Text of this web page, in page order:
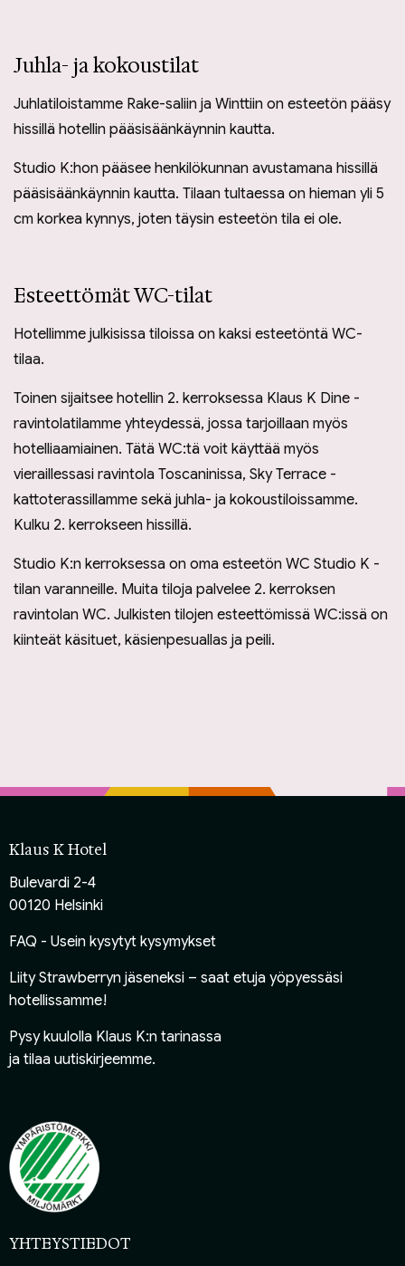
Juhla- ja kokoustilat
Juhlatiloistamme Rake-saliin ja Winttiin on esteetön pääsy
hissillä hotellin pääsisäänkäynnin kautta.
Studio K:hon pääsee henkilökunnan avustamana hissillä
pääsisäänkäynnin kautta. Tilaan tultaessa on hieman yli 5
cm korkea kynnys, joten täysin esteetön tila ei ole.
Esteettömät WC-tilat
Hotellimme julkisissa tiloissa on kaksi esteetöntä WC-
tilaa.
Toinen sijaitsee hotellin 2. kerroksessa Klaus K Dine -
ravintolatilamme yhteydessä, jossa tarjoillaan myös
hotelliaamiainen. Tätä WC:tä voit käyttää myös
vieraillessasi ravintola Toscaninissa, Sky Terrace -
kattoterassillamme sekä juhla- ja kokoustiloissamme.
Kulku 2. kerrokseen hissillä.
Studio K:n kerroksessa on oma esteetön WC Studio K -
tilan varanneille. Muita tiloja palvelee 2. kerroksen
ravintolan WC. Julkisten tilojen esteettömissä WC:issä on
kiinteät käsituet, käsienpesuallas ja peili.
Klaus K Hotel
Bulevardi 2-4
00120 Helsinki
FAQ - Usein kysytyt kysymykset
Liity Strawberryn jäseneksi – saat etuja yöpyessäsi
hotellissamme!
Pysy kuulolla Klaus K:n tarinassa
ja tilaa uutiskirjeemme.
YHTEYSTIEDOT